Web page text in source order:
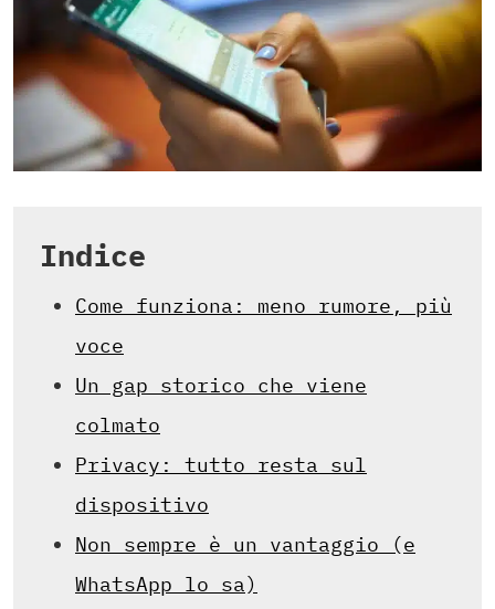
Indice
Come funziona: meno rumore, più
voce
Un gap storico che viene
colmato
Privacy: tutto resta sul
dispositivo
Non sempre è un vantaggio (e
WhatsApp lo sa)